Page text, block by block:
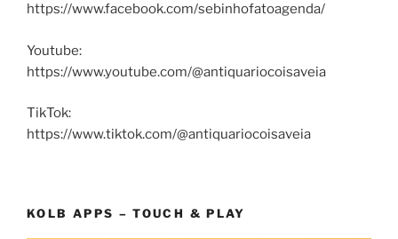
https://www.facebook.com/sebinhofatoagenda/
Youtube:
https://www.youtube.com/@antiquariocoisaveia
TikTok:
https://www.tiktok.com/@antiquariocoisaveia
KOLB APPS – TOUCH & PLAY